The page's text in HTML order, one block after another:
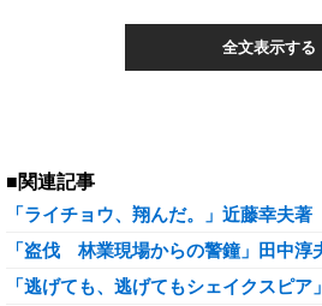
全文表示する
■関連記事
「ライチョウ、翔んだ。」近藤幸夫著
「盗伐 林業現場からの警鐘」田中淳
「逃げても、逃げてもシェイクスピア